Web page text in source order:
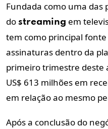
Fundada como uma das
do streaming em
tem como principal
assinaturas dentro da
primeiro trimestre deste
US$ 613 milhões em
em relação ao mesmo
Após a conclusão do